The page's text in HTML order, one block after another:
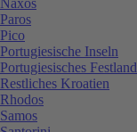
Paros
Pico
Portugiesische Inseln
Portugiesisches Festland
Restliches Kroatien
Rhodos
Samos